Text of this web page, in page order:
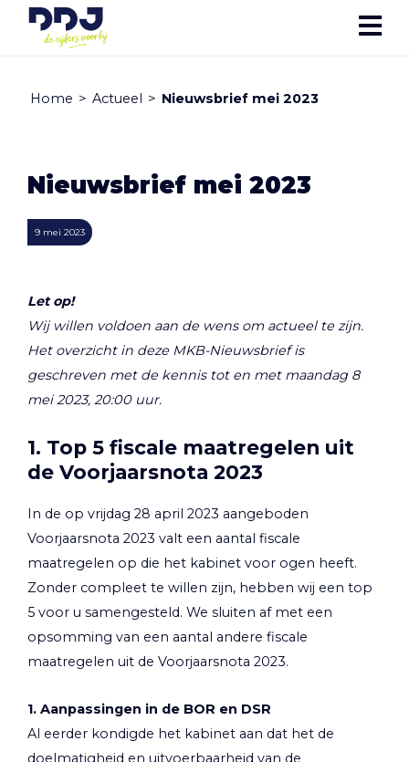
Home > Actueel > Nieuwsbrief mei 2023
Nieuwsbrief mei 2023
9 mei 2023
Let op!
Wij willen voldoen aan de wens om actueel te zijn.
Het overzicht in deze MKB-Nieuwsbrief is
geschreven met de kennis tot en met maandag 8
mei 2023, 20:00 uur.
1. Top 5 fiscale maatregelen uit
de Voorjaarsnota 2023
In de op vrijdag 28 april 2023 aangeboden
Voorjaarsnota 2023 valt een aantal fiscale
maatregelen op die het kabinet voor ogen heeft.
Zonder compleet te willen zijn, hebben wij een top
5 voor u samengesteld. We sluiten af met een
opsomming van een aantal andere fiscale
maatregelen uit de Voorjaarsnota 2023.
1. Aanpassingen in de BOR en DSR
Al eerder kondigde het kabinet aan dat het de
doelmatigheid en uitvoerbaarheid van de